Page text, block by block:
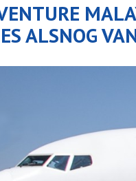
ALSNOG